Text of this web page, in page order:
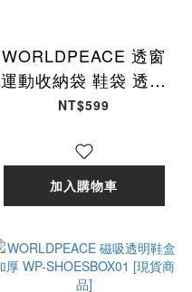
WORLDPEACE 透窗
運動收納袋 鞋袋 透明
PVC 收納包 運動包
NT$599
加入購物車